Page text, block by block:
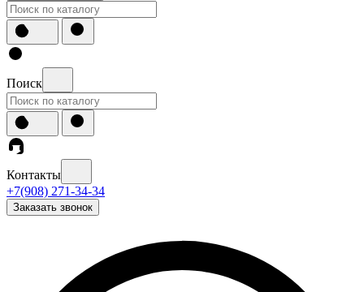
Поиск
Контакты
+7(908) 271-34-34
Заказать звонок